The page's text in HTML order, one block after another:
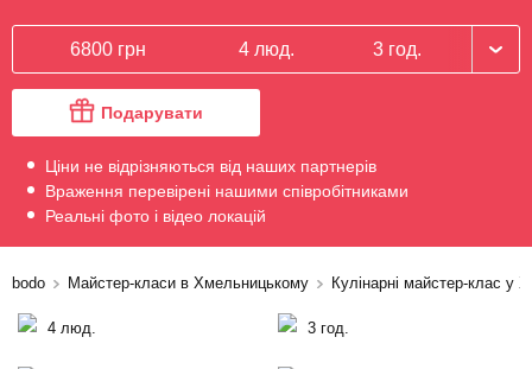
6800 грн 4 люд. 3 год.
Подарувати
Ціни не відрізняються від наших партнерів
Враження перевірені нашими співробітниками
Реальні фото і відео локацій
bodo Майстер-класи в Хмельницькому Кулінарні майстер-клас у
4 люд. 3 год.